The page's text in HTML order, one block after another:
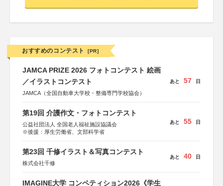
おすすめのコンテスト [PR]
JAMCA PRIZE 2026 フォトコンテスト 絵画
／イラストコンテスト
JAMCA（全国自動車大学校・整備専門学校協会）
あと 57 日
第19回 介護作文・フォトコンテスト
公益社団法人 全国老人福祉施設協議会
※後援：厚生労働省、文部科学省
あと 55 日
第23回 千修イラスト＆写真コンテスト
株式会社千修
あと 40 日
IMAGINE大学 コンペティション2026《学生